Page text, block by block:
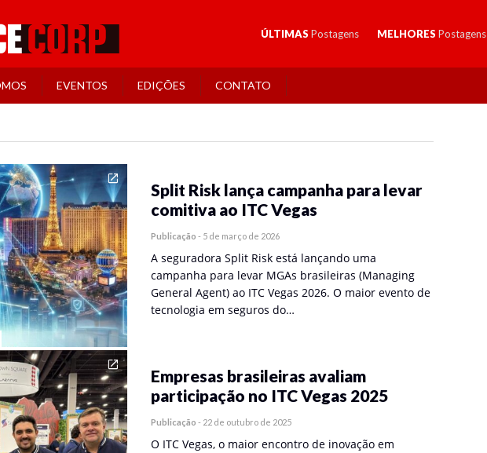
ÚLTIMAS Postagens MELHORES Postagens
EVENTOS EDIÇÕES CONTATO
Split Risk lança campanha para levar
comitiva ao ITC Vegas
Publicação - 5 de março de 2026
A seguradora Split Risk está lançando uma
campanha para levar MGAs brasileiras (Managing
General Agent) ao ITC Vegas 2026. O maior evento de
tecnologia em seguros do…
Empresas brasileiras avaliam
participação no ITC Vegas 2025
Publicação - 22 de outubro de 2025
O ITC Vegas, o maior encontro de inovação em